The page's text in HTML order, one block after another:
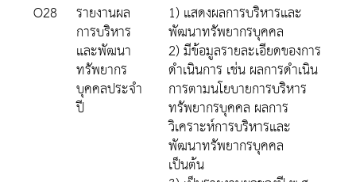
O28
รายงานผล
การบริหาร
และพัฒนา
ทรัพยากร
บุคคลประจำ
ปี
1) แสดงผลการบริหารและ
พัฒนาทรัพยากรบุคคล
2) มีข้อมูลรายละเอียดของการ
ดำเนินการ เช่น ผลการดำเนิน
การตามนโยบายการบริหาร
ทรัพยากรบุคคล ผลการ
วิเคราะห์การบริหารและ
พัฒนาทรัพยากรบุคคล
เป็นต้น